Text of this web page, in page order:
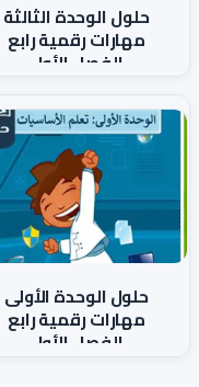
حلول الوحدة الثالثة
مهارات رقمية رابع
الفصل الأول
حلول الوحدة الأولى
مهارات رقمية رابع
الفصل الأول